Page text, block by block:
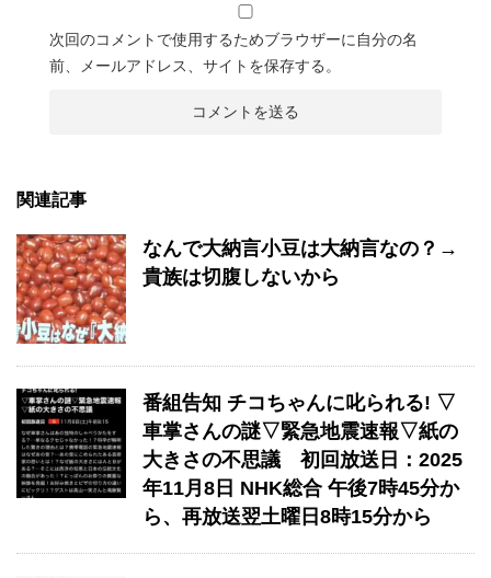
次回のコメントで使用するためブラウザーに自分の名
前、メールアドレス、サイトを保存する。
関連記事
なんで大納言小豆は大納言なの？→
貴族は切腹しないから
番組告知 チコちゃんに叱られる! ▽
車掌さんの謎▽緊急地震速報▽紙の
大きさの不思議 初回放送日：2025
年11月8日 NHK総合 午後7時45分か
ら、再放送翌土曜日8時15分から